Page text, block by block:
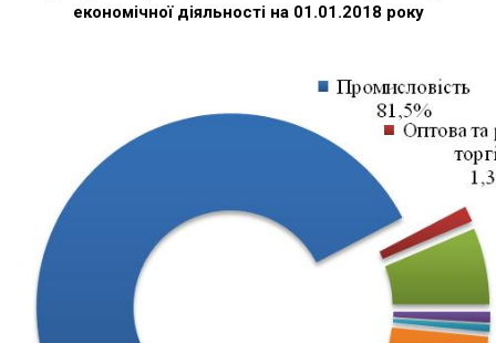
економічної діяльності на 01.01.2018 року